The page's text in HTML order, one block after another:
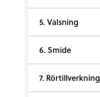
5. Valsning
6. Smide
7. Rörtillverkning